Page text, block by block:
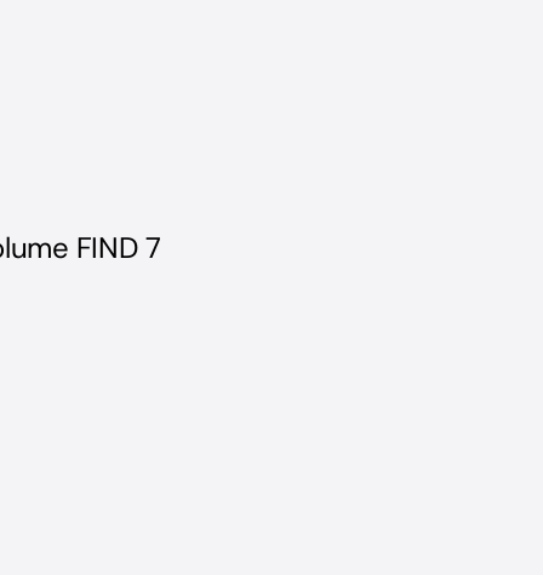
FIND 7